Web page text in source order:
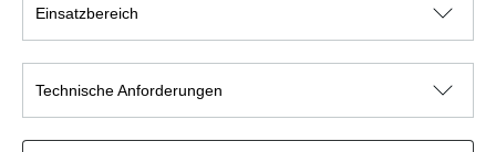
Einsatzbereich
Technische Anforderungen